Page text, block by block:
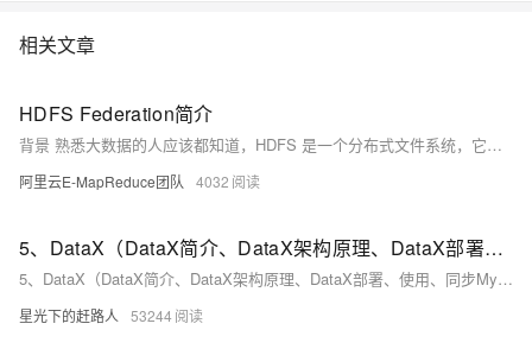
相关文章
HDFS Federation简介
背景 熟悉大数据的人应该都知道，HDFS 是一个分布式文件系统，它是基于谷歌的 GFS 思路实现的开源系统，它的设计目的就是提供一个高度容错性和高吞吐量的海量数据存储解决方案。在经典的 HDFS 架构中有2个 NameNode 和多个 DataNode 的，如下： 从上面可以看出 HDFS 的架构其实大致可以分为两层： Namespace：由目录，文件和数据块组成，支持常见的文件系统操作，例如创建，删除，修改和列出文件和目录。
阿里云E-MapReduce团队 4032
5、DataX（DataX简介、DataX架构原理、DataX部署、使用、同步MySQL数据到HDFS、同步HDFS数据到MySQL）（一）
5、DataX（DataX简介、DataX架构原理、DataX部署、使用、同步MySQL数据到HDFS、同步HDFS数据到MySQL）（一）
星光下的赶路人 53244